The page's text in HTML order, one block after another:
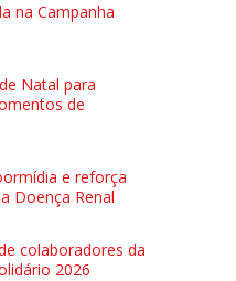
na Campanha
Natal para
de
e reforça
Doença Renal
colaboradores da
2026